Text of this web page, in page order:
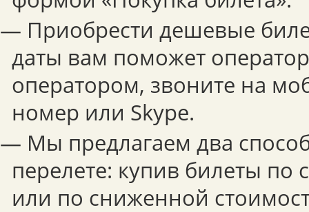
— Приобрести дешевые
даты вам поможет
оператором, звоните на
номер или Skype.
— Мы предлагаем два
перелете: купив билеты
или по сниженной